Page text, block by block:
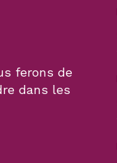
ferons de
dans les